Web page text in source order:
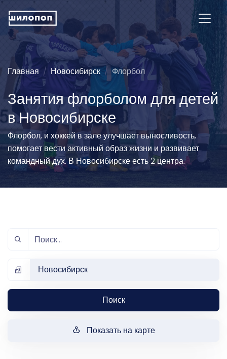
Главная Новосибирск Флорбол
Занятия флорболом для детей
в Новосибирске
Флорбол, и хоккей в зале улучшает выносливость,
помогает вести активный образ жизни и развивает
командный дух. В Новосибирске есть 2 центра.
Новосибирск
Поиск
Показать на карте